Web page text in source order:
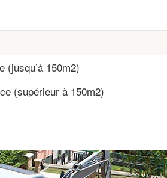
(jusqu’à 150m2)
(supérieur à 150m2)